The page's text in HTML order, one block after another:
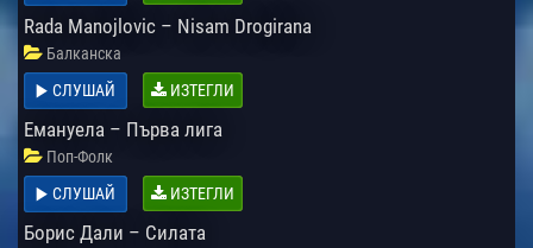
Rada Manojlovic – Nisam Drogirana
Балканска
СЛУШАЙ
ИЗТЕГЛИ
Емануела – Първа лига
Поп-Фолк
СЛУШАЙ
ИЗТЕГЛИ
Борис Дали – Силата